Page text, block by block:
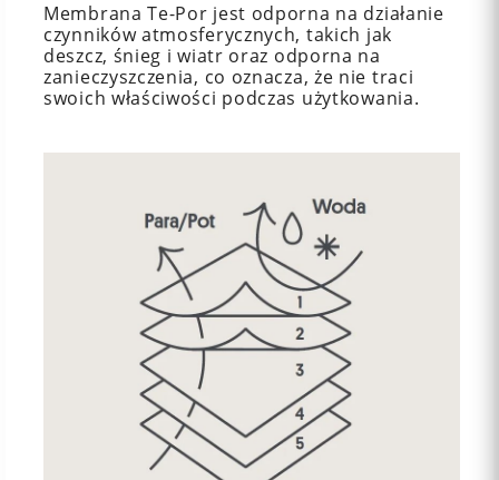
Membrana Te-Por jest odporna na działanie
czynników atmosferycznych, takich jak
deszcz, śnieg i wiatr oraz odporna na
zanieczyszczenia, co oznacza, że ​​nie traci
swoich właściwości podczas użytkowania.